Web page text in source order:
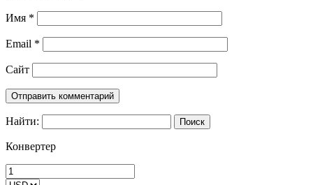
Имя *
Email *
Сайт
Найти:
Конвертер